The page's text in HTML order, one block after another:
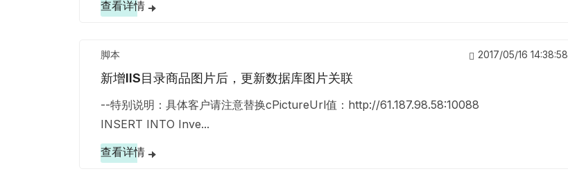
查看详情
脚本 2017/05/16 14:38:58
新增IIS目录商品图片后，更新数据库图片关联
--特别说明：具体客户请注意替换cPictureUrl值：http://61.187.98.58:10088
INSERT INTO Inve...
查看详情